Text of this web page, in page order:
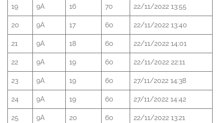
19 9A 16 70 22/11/2022 13:55
20 9A 17 60 22/11/2022 13:40
21 9A 18 60 22/11/2022 14:01
22 9A 19 60 22/11/2022 22:11
23 9A 19 60 27/11/2022 14:38
24 9A 19 60 27/11/2022 14:42
25 9A 20 60 22/11/2022 13:21